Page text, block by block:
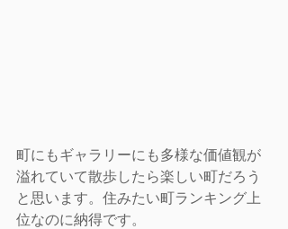
町にもギャラリーにも多様な価値観が
溢れていて散歩したら楽しい町だろう
と思います。住みたい町ランキング上
位なのに納得です。